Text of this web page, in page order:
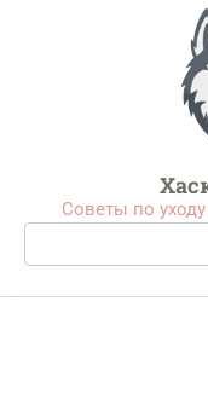
Советы по
Поиск: